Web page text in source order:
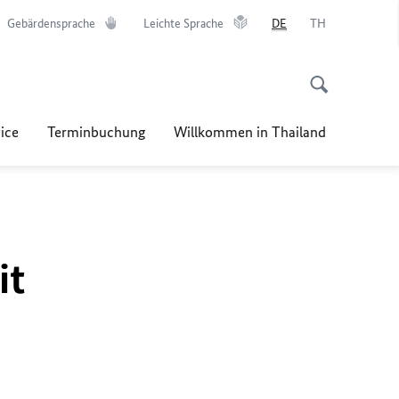
Gebärdensprache Leichte Sprache DE TH
Terminbuchung Willkommen in Thailand